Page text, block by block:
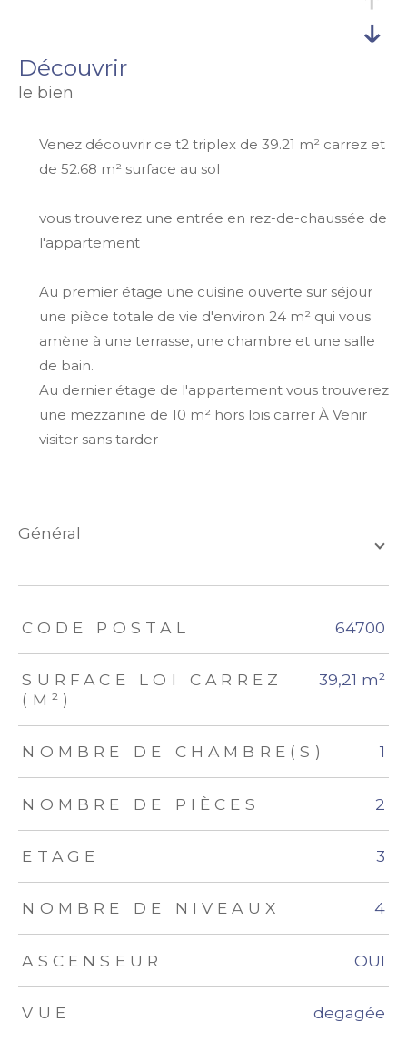
découvrir
le bien
Venez découvrir ce t2 triplex de 39.21 m² carrez et
de 52.68 m² surface au sol
vous trouverez une entrée en rez-de-chaussée de
l'appartement
Au premier étage une cuisine ouverte sur séjour
une pièce totale de vie d'environ 24 m² qui vous
amène à une terrasse, une chambre et une salle
de bain.
Au dernier étage de l'appartement vous trouverez
une mezzanine de 10 m² hors lois carrer À Venir
visiter sans tarder
général
TRAD_ZEPHYR_Caracteristique TRAD_ZEPHYR_Valeurs
CODE POSTAL 64700
SURFACE LOI CARREZ
(M²)
39,21 m²
NOMBRE DE CHAMBRE(S) 1
NOMBRE DE PIÈCES 2
ETAGE 3
NOMBRE DE NIVEAUX 4
ASCENSEUR OUI
VUE degagée